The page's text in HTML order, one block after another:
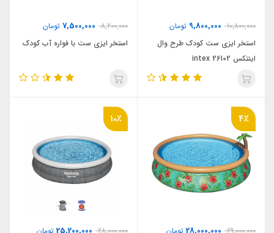
10,800,000
9,800,000 تومان
استخر ایزی ست کودک طرح وال
اینتکس intex 26102
8,200,000
7,500,000 تومان
استخر ایزی ست با فواره آب کودک
4٪ 10٪